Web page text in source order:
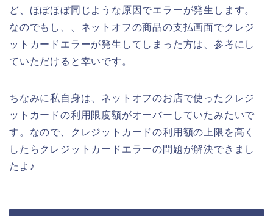
ど、ほぼほぼ同じような原因でエラーが発生します。
なのでもし、、ネットオフの商品の支払画面でクレジ
ットカードエラーが発生してしまった方は、参考にし
ていただけると幸いです。
ちなみに私自身は、ネットオフのお店で使ったクレジ
ットカードの利用限度額がオーバーしていたみたいで
す。なので、クレジットカードの利用額の上限を高く
したらクレジットカードエラーの問題が解決できまし
たよ♪